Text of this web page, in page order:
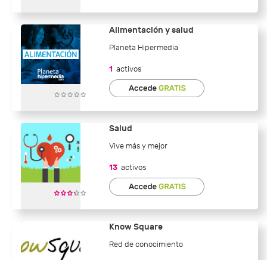
Alimentación y salud
Planeta Hipermedia
1 activos
Salud
Vive más y mejor
13 activos
Know Square
Red de conocimiento